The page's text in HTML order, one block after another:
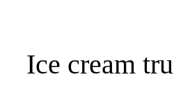
Ice cream